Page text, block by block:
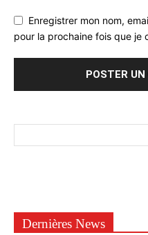
Enregistrer mon nom,
pour la prochaine fois que je
Dernières News